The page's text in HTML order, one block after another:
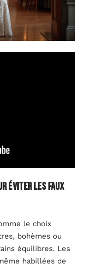
éviter les faux
le choix
bohèmes ou
équilibres. Les
habillées de